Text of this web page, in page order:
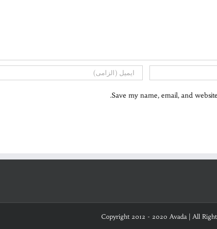
Save my name, email, and
Copyright 2012 - 2020 Avada | All